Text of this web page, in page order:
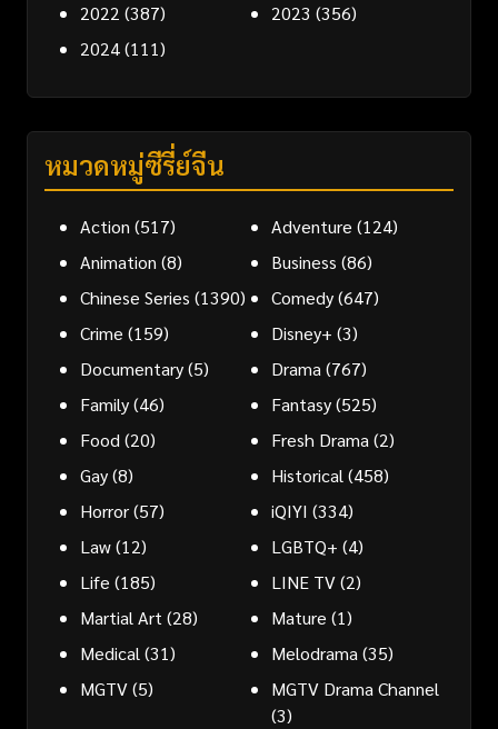
2022 (387) 2023 (356)
2024(111)
หมวดหมู่ซีรี่ย์จีน
Action (517) Adventure (124)
Animation (8) Business (86)
Chinese Series (1390) Comedy(647)
Crime (159) Disney+ (3)
Documentary(5) Drama(767)
Family(46) Fantasy(525)
Food(20) Fresh Drama(2)
Gay(8) Historical(458)
Horror(57) iQIYI (334)
Law(12) LGBTQ+ (4)
Life (185) LINE TV(2)
Martial Art(28) Mature (1)
Medical(31) Melodrama(35)
MGTV(5)
MGTV Drama Channel
(3)